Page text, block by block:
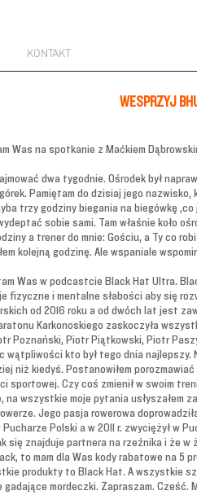
KONTAKT
WESPRZYJ
na spotkanie z Maćkiem
dwa tygodnie. Ośrodek był
Pamiętam do dzisiaj jego
trzy godziny biegania na biegówkę
sobie sami. Tam właśnie koło
a trener do mnie: Gościu, a Ty co
kolejną godzinę. Ale wspaniale
Was w podcastcie Black Hat Ultra.
fizyczne i mentalne słabości aby się
od 2016 roku a od dwóch lat jest
Karkonoskiego zaskoczyła
Poznański, Piotr Piątkowski, Piotr
wątpliwości kto był tego dnia
niż kiedyś. Postanowiłem
sportowej. Czy coś zmienił w swoim
wszystkie moje pytania usłyszałem
Jego pasja rowerowa
Polski a w 2011 r. zwyciężył w
się znajduje partnera na rzeźnika i że
to mam dla Was kody rabatowe na 5
produkty to Black Hat. A wszystkie
mordeczki. Zapraszam. Cześć.